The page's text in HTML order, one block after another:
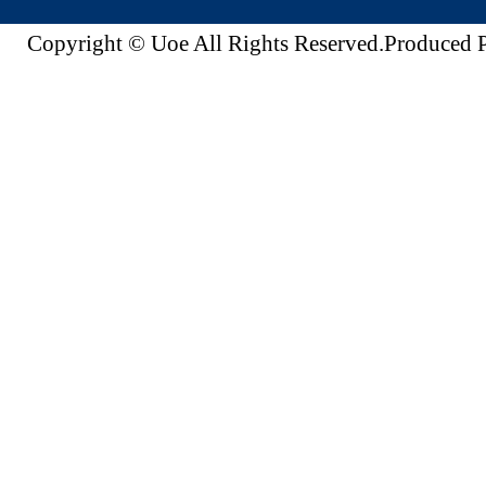
Copyright © Uoe All Rights Reserved.Produced